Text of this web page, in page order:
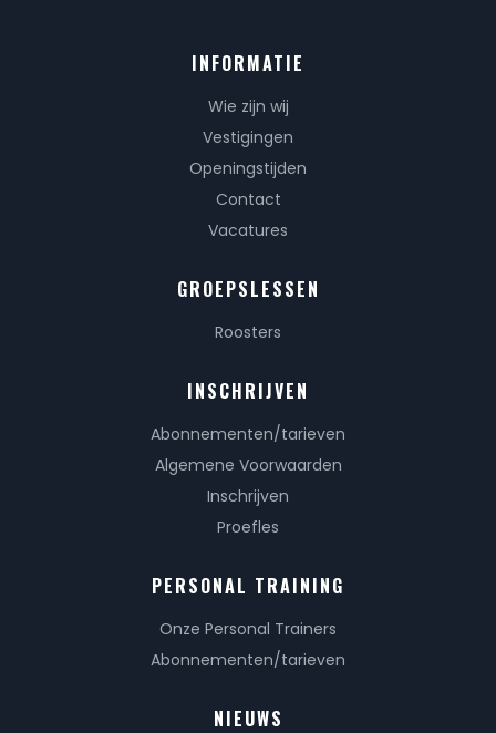
INFORMATIE
Wie zijn wij
Vestigingen
Openingstijden
Contact
Vacatures
GROEPSLESSEN
Roosters
INSCHRIJVEN
Abonnementen/tarieven
Algemene Voorwaarden
Inschrijven
Proefles
PERSONAL TRAINING
Onze Personal Trainers
Abonnementen/tarieven
NIEUWS